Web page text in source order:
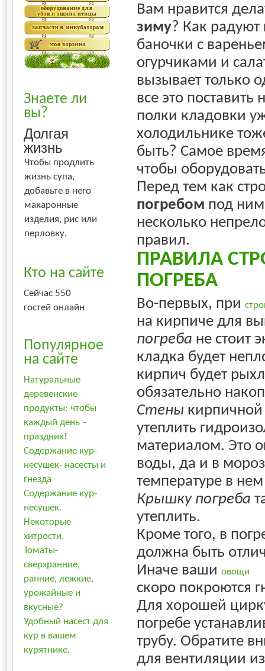
Знаете ли
вы?
Долгая
жизнь
Чтобы продлить
жизнь супа,
добавьте в него
макаронные
изделия, рис или
перловку.
Кто на сайте
Сейчас 550
гостей онлайн
Популярное
на сайте
Натуральные
деревенские
продукты: чтобы
каждый день –
праздник!
Содержание кур-
несушек- насесты и
гнезда
Содержание кур-
несушек.
Некоторые
хитрости.
Томаты-
сверхранние,
ранние, лежкие,
урожайные и
вкусные?
Удобный насест для
кур в вашем
курятнике.
Вам нравится
зиму? Как радуют
баночки с
огурчиками и
вызывает только
все это поставить
полки кладовки
холодильнике
быть? Самое
чтобы
Перед тем как
погребом под
несколько
правил.
ПРАВИЛА
ПОГРЕБА
Во-первых, при
на кирпиче для
погреба не стоит
кладка будет
кирпич будет
обязательно
Стены
утеплить
материалом. Это
воды, да и в
температуре в
Крышку погреба
утеплить.
Кроме того, в
должна быть
Иначе ваши овощи
скоро покроются
Для хорошей
погребе
трубу. Обратите
для вентиляции